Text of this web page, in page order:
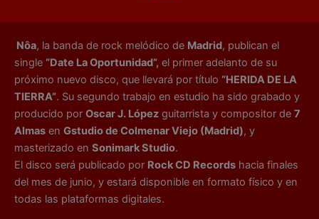
Nôa, la banda de rock melódico de Madrid, publican el
single “Date La Oportunidad”, el primer adelanto de su
próximo nuevo disco, que llevará por título “HERIDA DE LA
TIERRA”. Su segundo trabajo en estudio ha sido grabado y
producido por Oscar J. López guitarrista y compositor de 7
Almas en Gstudio de Colmenar Viejo (Madrid), y
masterizado en Sonimark Studio.
El disco será publicado por Rock CD Records hacia finales
del mes de junio, y estará disponible en formato físico y en
todas las plataformas digitales.